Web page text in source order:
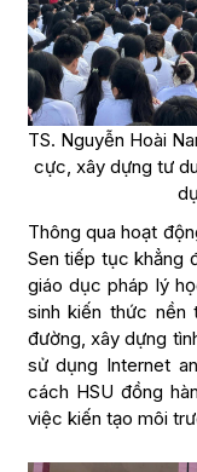
TS. Nguyễn Hoài
cực, xây dựng tư
Thông qua hoạt
Sen tiếp tục khẳng
giáo dục pháp lý
sinh kiến thức nền
đường, xây dựng
sử dụng Internet
cách HSU đồng
việc kiến tạo môi